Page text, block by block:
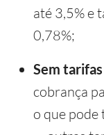
até 3,5% e
0,78%;
Sem
cobrança
o que pode